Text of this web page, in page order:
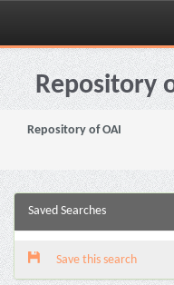
Skip
navigationRepository
Repository of OAI
Saved Searches
Save this search